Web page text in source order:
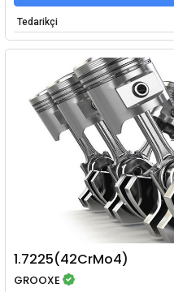
Tedarikçi
1.7225(42CrMo4)
GROOXE